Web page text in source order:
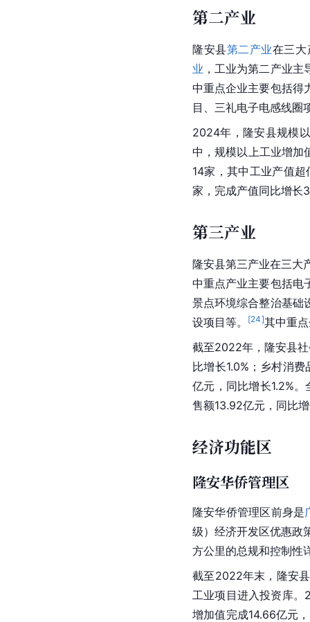
第二产业
隆安县第二产业在三
业 ，工业为第二产业
中重点企业主要包括得
目、三礼电子电感线圈
2024年，隆安县规模
中，规模以上工业增加
14家，其中工业产值
家，完成产值同比增长
第三产业
隆安县第三产业在三大
中重点产业主要包括电
景点环境综合整治基础
设项目等。
[24]其中重
截至2022年，隆安县
比增长1.0%；乡村消
亿元，同比增长1.2%
售额13.92亿元，同比
经济功能区
隆安华侨管理区
隆安华侨管理区前身是
级）经济开发区优惠政
方公里的总规和控制性
截至2022年末，隆安
工业项目进入投资库。
增加值完成14.66亿元